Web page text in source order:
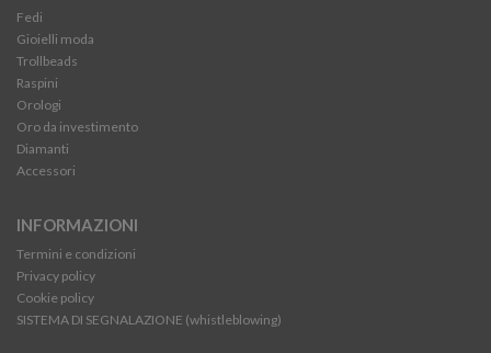
Fedi
Gioielli moda
Trollbeads
Raspini
Orologi
Oro da investimento
Diamanti
Accessori
INFORMAZIONI
Termini e condizioni
Privacy policy
Cookie policy
SISTEMA DI SEGNALAZIONE (whistleblowing)